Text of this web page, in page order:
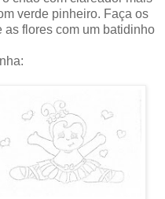
verde pinheiro. Faça os
as flores com um batidinho